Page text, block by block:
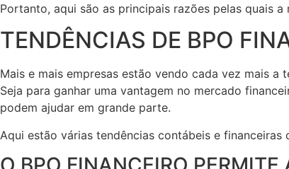
Portanto, aqui são as principais razões pelas quais
TENDÊNCIAS DE BPO
Mais e mais empresas estão vendo cada vez mais
Seja para ganhar uma vantagem no mercado
podem ajudar em grande parte.
Aqui estão várias tendências contábeis e